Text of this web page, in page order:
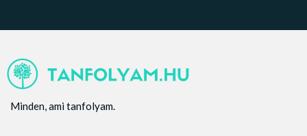
Minden, ami tanfolyam.